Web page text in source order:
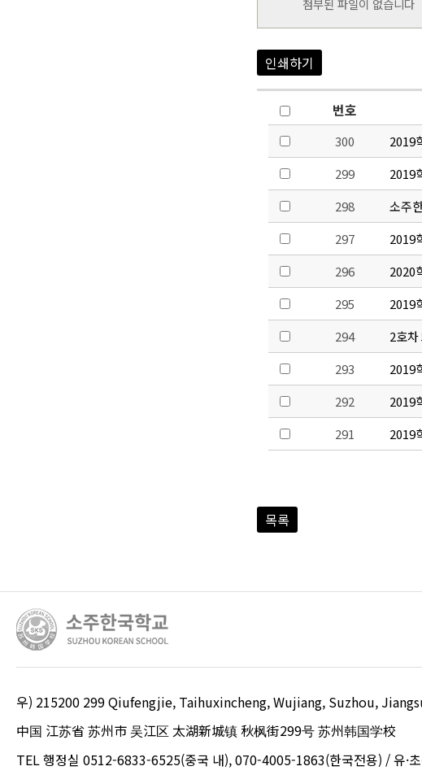
인쇄하기
번호
300 2019
299
2019
298
소주
297
2019
296
2020
295
2019
294
2호차
293
2019
292
2019
291
2019
목록
우) 215200 299 Qiufengjie, Taihuxincheng, Wujiang, Suzhou,
中国 江苏省 苏州市 吴江区 太湖新城镇 秋枫街299号 苏州韩国学校
TEL 행정실 0512-6833-6525(중국 내), 070-4005-1863(한국전용) / 유